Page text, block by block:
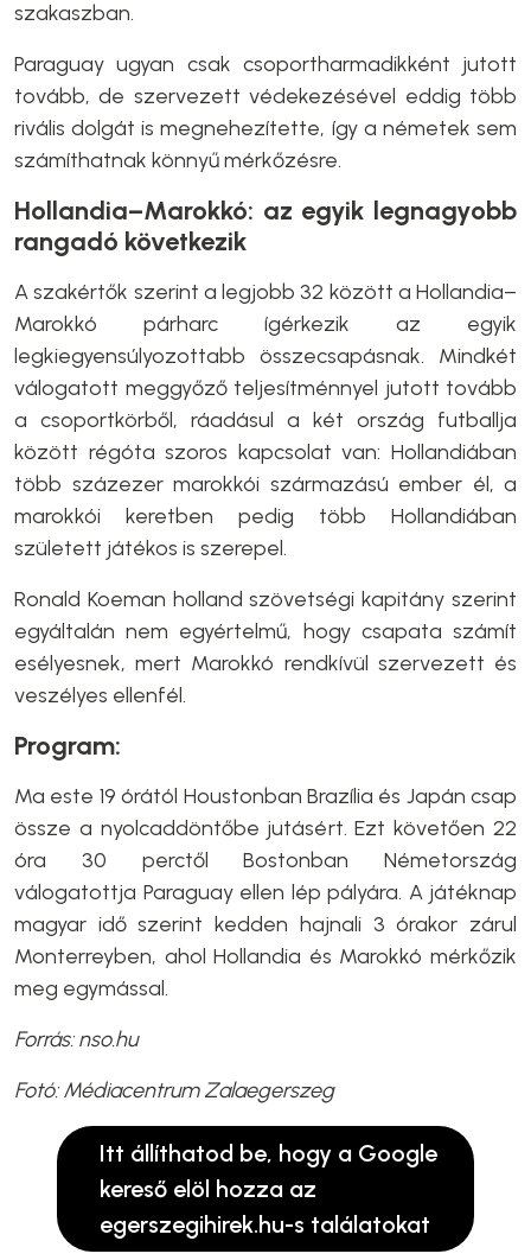
szakaszban.
Paraguay ugyan csak csoportharmadikként jutott
tovább, de szervezett védekezésével eddig több
rivális dolgát is megnehezítette, így a németek sem
számíthatnak könnyű mérkőzésre.
Hollandia–Marokkó: az egyik legnagyobb
rangadó következik
A szakértők szerint a legjobb 32 között a Hollandia–
Marokkó párharc ígérkezik az egyik
legkiegyensúlyozottabb összecsapásnak. Mindkét
válogatott meggyőző teljesítménnyel jutott tovább
a csoportkörből, ráadásul a két ország futballja
között régóta szoros kapcsolat van: Hollandiában
több százezer marokkói származású ember él, a
marokkói keretben pedig több Hollandiában
született játékos is szerepel.
Ronald Koeman holland szövetségi kapitány szerint
egyáltalán nem egyértelmű, hogy csapata számít
esélyesnek, mert Marokkó rendkívül szervezett és
veszélyes ellenfél.
Program:
Ma este 19 órától Houstonban Brazília és Japán csap
össze a nyolcaddöntőbe jutásért. Ezt követően 22
óra 30 perctől Bostonban Németország
válogatottja Paraguay ellen lép pályára. A játéknap
magyar idő szerint kedden hajnali 3 órakor zárul
Monterreyben, ahol Hollandia és Marokkó mérkőzik
meg egymással.
Forrás: nso.hu
Fotó: Médiacentrum Zalaegerszeg
Itt állíthatod be, hogy a Google
kereső elöl hozza az
egerszegihirek.hu-s találatokat